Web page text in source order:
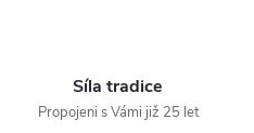
Síla tradice
Propojeni s Vámi již 25 let